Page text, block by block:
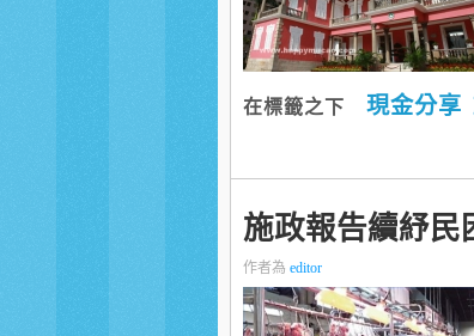
在標籤之下 現金分享
施政報告續紓民
作者為 editor